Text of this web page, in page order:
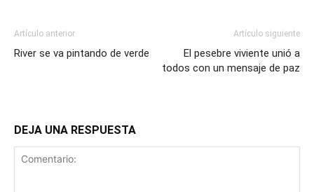
Artículo anterior
River se va pintando de verde
Artículo siguiente
El pesebre viviente unió a
todos con un mensaje de paz
DEJA UNA RESPUESTA